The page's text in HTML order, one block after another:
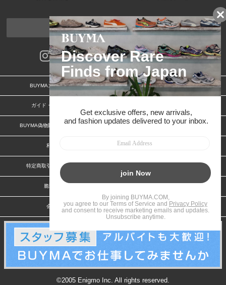
ページトップへ
BUYMAスタートガイド 安心への取り組み
ガイド・お問い合わせ
BUYMA偽物販売防止の取り組み BUYMA CARD
利用規約
特定商取引法に関する表記
脆弱性報告
会社案内 スタッフ募集
©2005 Enigmo Inc. All rights reserved.